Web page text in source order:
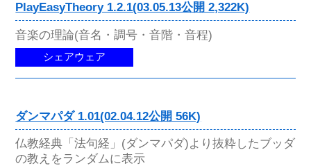
PlayEasyTheory 1.2.1(03.05.13公開 2,322K)
音楽の理論(音名・調号・音階・音程)
シェアウェア
ダンマパダ 1.01(02.04.12公開 56K)
仏教経典「法句経」(ダンマパダ)より抜粋したブッダ
の教えをランダムに表示